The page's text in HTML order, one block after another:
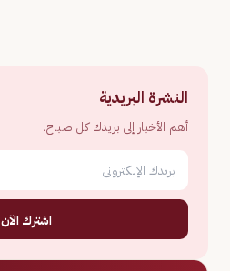
النشرة البريدية
أهم الأخبار إلى بريدك كل صباح.
اشترك الآن